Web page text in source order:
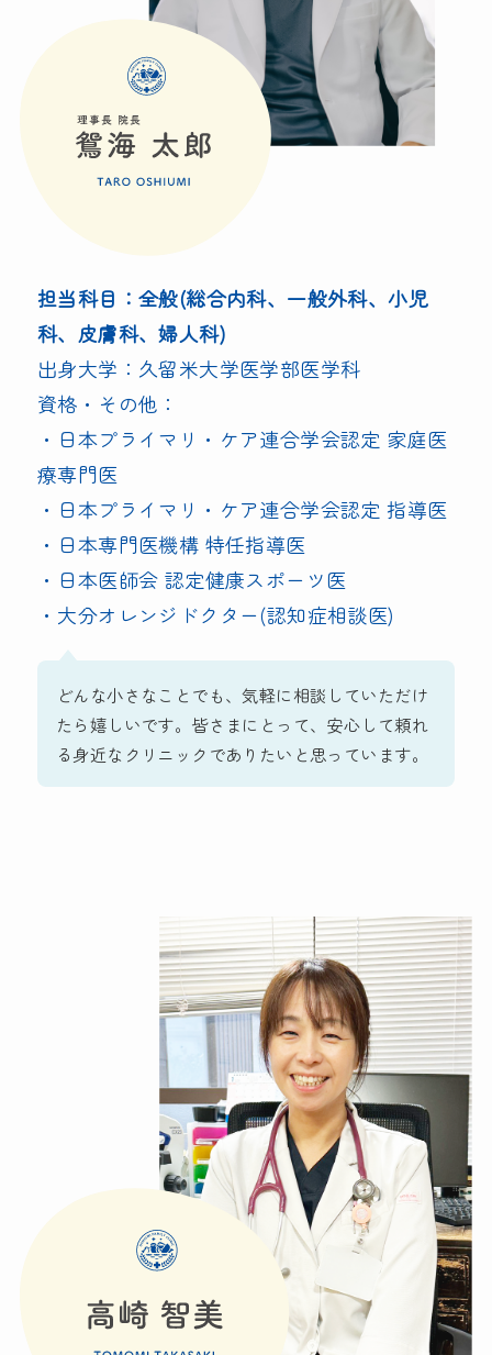
担当科目：全般(総合内科、一般外科、小児
科、皮膚科、婦人科)
出身大学：久留米大学医学部医学科
資格・その他：
・日本プライマリ・ケア連合学会認定 家庭医
療専門医
・日本プライマリ・ケア連合学会認定 指導医
・日本専門医機構 特任指導医
・日本医師会 認定健康スポーツ医
・大分オレンジドクター(認知症相談医)
どんな小さなことでも、気軽に相談していただけ
たら嬉しいです。皆さまにとって、安心して頼れ
る身近なクリニックでありたいと思っています。